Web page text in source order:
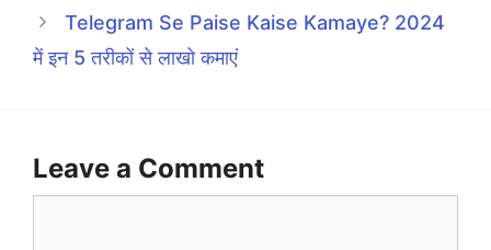
Telegram Se Paise Kaise Kamaye? 2024
में इन 5 तरीकों से लाखो कमाएं
Leave a Comment